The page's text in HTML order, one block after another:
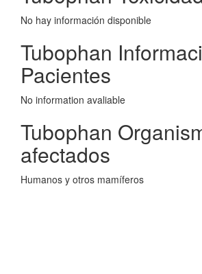
No hay información disponible
Tubophan
Pacientes
No information avaliable
Tubophan
afectados
Humanos y otros mamíferos